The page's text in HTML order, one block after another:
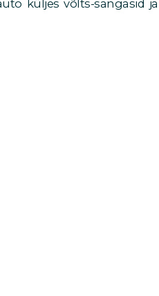
küljes võlts-sangasid ja